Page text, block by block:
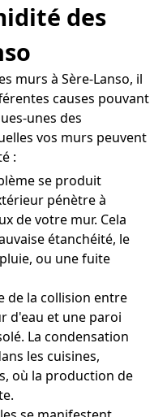
des
murs à Sère-Lanso, il
causes pouvant
unes des
vos murs peuvent
:
se produit
pénètre à
de votre mur. Cela
étanchéité, le
ou une fuite
de la collision entre
d'eau et une paroi
La condensation
les cuisines,
où la production de